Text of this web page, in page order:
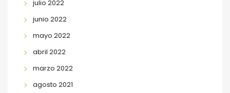
julio 2022
junio 2022
mayo 2022
abril 2022
marzo 2022
agosto 2021